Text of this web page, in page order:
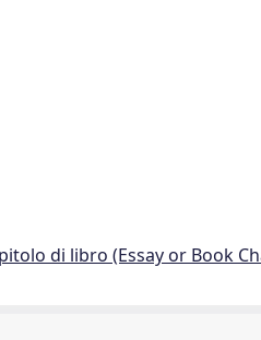
di libro (Essay or Book